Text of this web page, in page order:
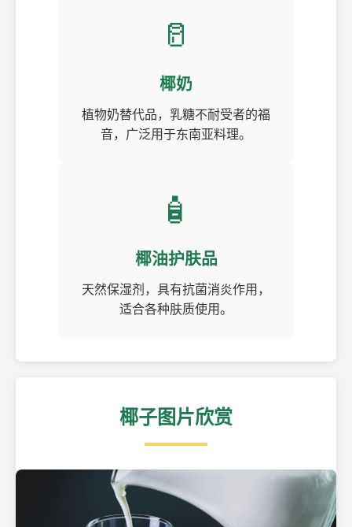
🥛
椰奶
植物奶替代品，乳糖不耐受者的福
音，广泛用于东南亚料理。
🧴
椰油护肤品
天然保湿剂，具有抗菌消炎作用，
适合各种肤质使用。
椰子图片欣赏